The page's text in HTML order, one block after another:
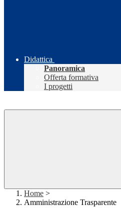
Didattica
Panoramica
Offerta formativa
I progetti
Home >
Amministrazione Trasparente